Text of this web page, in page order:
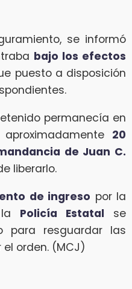
se informó
bajo los efectos
puesto a disposición
permanecía en
20
de Juan C.
liberarlo.
de ingreso por la
Policía Estatal se
para resguardar las
orden. (MCJ)